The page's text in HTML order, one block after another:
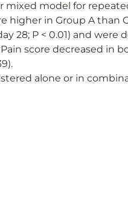
model for
in Group A than
28; P < 0.01) and
score decreased in
alone or in